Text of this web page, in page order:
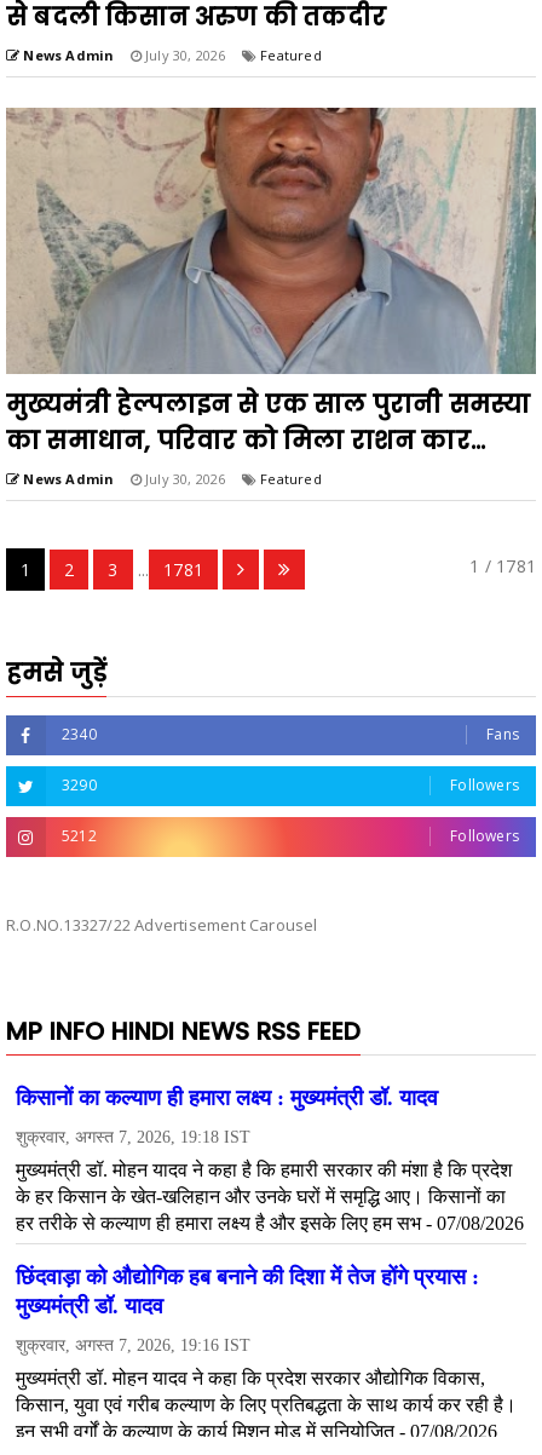
से बदली किसान अरुण की तकदीर
News Admin July 30, 2026 Featured
मुख्यमंत्री हेल्पलाइन से एक साल पुरानी समस्या
का समाधान, परिवार को मिला राशन कार...
News Admin July 30, 2026 Featured
1 / 1781
1 2 3 ... 1781
हमसे जुड़ें
2340 Fans
3290 Followers
5212 Followers
R.O.NO.13327/22 Advertisement Carousel
MP INFO HINDI NEWS RSS FEED